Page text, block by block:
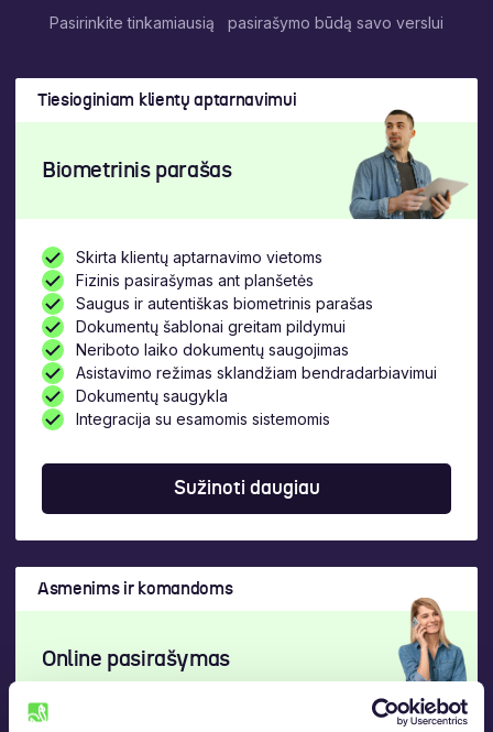
Pasirinkite tinkamiausią pasirašymo būdą savo verslui
Tiesioginiam klientų aptarnavimui
Biometrinis parašas
Skirta klientų aptarnavimo vietoms
Fizinis pasirašymas ant planšetės
Saugus ir autentiškas biometrinis parašas
Dokumentų šablonai greitam pildymui
Neriboto laiko dokumentų saugojimas
Asistavimo režimas sklandžiam bendradarbiavimui
Dokumentų saugykla
Integracija su esamomis sistemomis
Sužinoti daugiau
Asmenims ir komandoms
Online pasirašymas